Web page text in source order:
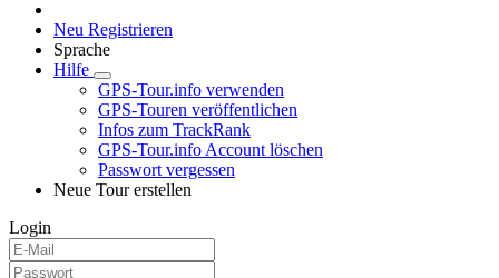
Neu Registrieren
Sprache
Hilfe
GPS-Tour.info verwenden
GPS-Touren veröffentlichen
Infos zum TrackRank
GPS-Tour.info Account löschen
Passwort vergessen
Neue Tour erstellen
Login